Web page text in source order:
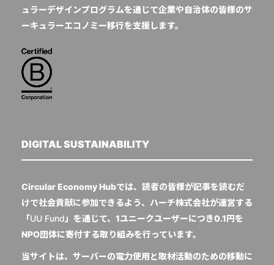
ュラーデザインプログラムを通じて企業や自治体の皆様のサ
ーキュラーエコノミー移行を支援します。
DIGITAL SUSTAINABILITY
Circular Economy Hubでは、読者の皆様が記事を読むだ
けで社会貢献に参加できるよう、ハーチ株式会社が運営する
「UU Fund 」を通じて、1ユニークユーザーにつき0.1円を
NPO団体に寄付する取り組みを行っています。
当サイトは、サーバーの電力使用と取材活動のための移動に